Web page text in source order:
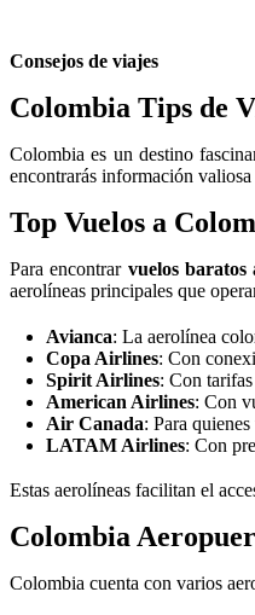
Consejos de viajes
Colombia Tips de
Colombia es un destino
encontrarás información valiosa
Top Vuelos a
Para encontrar vuelos baratos
aerolíneas principales que
Avianca: La aerolínea
Copa Airlines: Con
Spirit Airlines: Con
American Airlines: Con
Air Canada: Para
LATAM Airlines: Con
Estas aerolíneas facilitan el
Colombia
Colombia cuenta con varios